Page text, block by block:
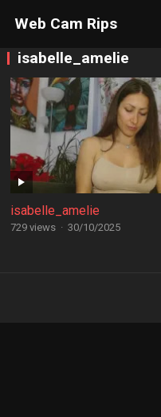
Web Cam Rips
isabelle_amelie
isabelle_amelie
729 views · 30/10/2025